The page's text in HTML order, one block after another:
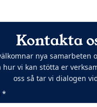
Kontakta
nya samarbeten
hur vi kan stötta er
oss så tar vi dialogen
*(obligatoriskt)